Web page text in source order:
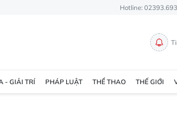
Hotline:
- GIẢI TRÍ PHÁP LUẬT THỂ THAO THẾ GIỚI